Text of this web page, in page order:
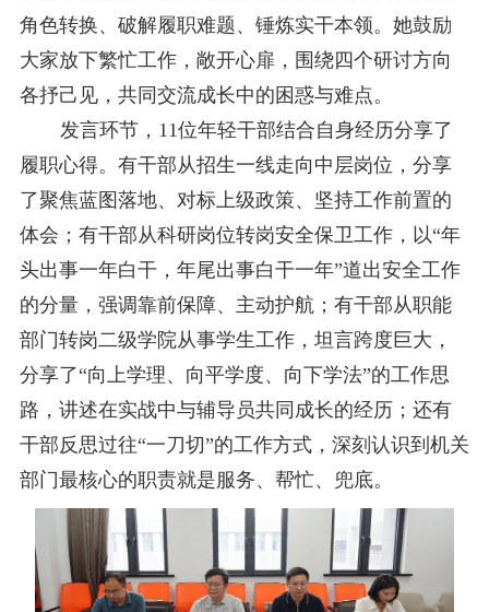
角色转换、破解履职难题、锤炼实干本领。她鼓励
大家放下繁忙工作，敞开心扉，围绕四个研讨方向
各抒己见，共同交流成长中的困惑与难点。
发言环节， 11位年轻干部结合自身经历分享了
履职心得。有干部从招生一线走向中层岗位，分享
了聚焦蓝图落地、对标上级政策、坚持工作前置的
体会；有干部从科研岗位转岗安全保卫工作，以“年
头出事一年白干，年尾出事白干一年”道出安全工作
的分量，强调靠前保障、主动护航；有干部从职能
部门转岗二级学院从事学生工作，坦言跨度巨大，
分享了“向上学理、向平学度、向下学法”的工作思
路，讲述在实战中与辅导员共同成长的经历；还有
干部反思过往“一刀切”的工作方式，深刻认识到机关
部门最核心的职责就是服务、帮忙、兜底。